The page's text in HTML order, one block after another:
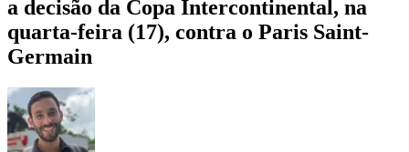
a decisão da Copa Intercontinental, na
quarta-feira (17), contra o Paris Saint-
Germain